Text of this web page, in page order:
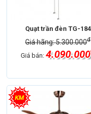
Quạt trần đèn TG-184
Giá hãng: 5.300.000đ
Giá bán: 4.090.000